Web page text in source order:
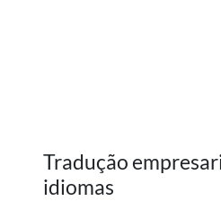
Tradução
idiomas